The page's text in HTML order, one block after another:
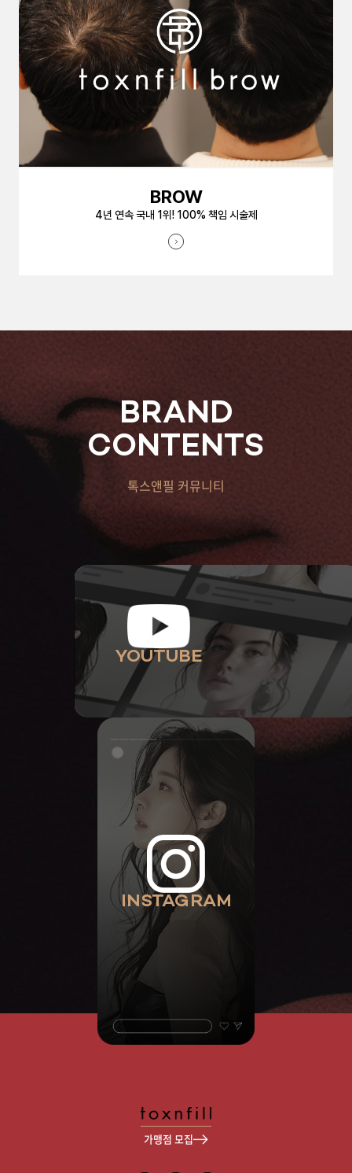
BROW
4년 연속 국내 1위! 100% 책임 시술제
BRAND
CONTENTS
톡스앤필 커뮤니티
YOUTUBE
INSTAGRAM
가맹점 모집